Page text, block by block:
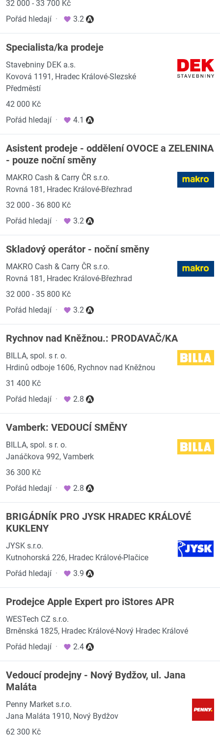
32 000 - 33 700 Kč
Pořád hledají · 3.2
Specialista/ka prodeje
Stavebniny DEK a.s.
Kovová 1191, Hradec Králové-Slezské
Předměstí
42 000 Kč
Pořád hledají · 4.1
Asistent prodeje - oddělení OVOCE a ZELENINA
- pouze noční směny
MAKRO Cash & Carry ČR s.r.o.
Rovná 181, Hradec Králové-Březhrad
32 000 - 36 800 Kč
Pořád hledají · 3.2
Skladový operátor - noční směny
MAKRO Cash & Carry ČR s.r.o.
Rovná 181, Hradec Králové-Březhrad
32 000 - 35 800 Kč
Pořád hledají · 3.2
Rychnov nad Kněžnou.: PRODAVAČ/KA
BILLA, spol. s r. o.
Hrdinů odboje 1606, Rychnov nad Kněžnou
31 400 Kč
Pořád hledají · 2.8
Vamberk: VEDOUCÍ SMĚNY
BILLA, spol. s r. o.
Janáčkova 992, Vamberk
36 300 Kč
Pořád hledají · 2.8
BRIGÁDNÍK PRO JYSK HRADEC KRÁLOVÉ
KUKLENY
JYSK s.r.o.
Kutnohorská 226, Hradec Králové-Plačice
Pořád hledají · 3.9
Prodejce Apple Expert pro iStores APR
WESTech CZ s.r.o.
Brněnská 1825, Hradec Králové-Nový Hradec Králové
Pořád hledají · 2.4
Vedoucí prodejny - Nový Bydžov, ul. Jana
Maláta
Penny Market s.r.o.
Jana Maláta 1910, Nový Bydžov
62 300 Kč